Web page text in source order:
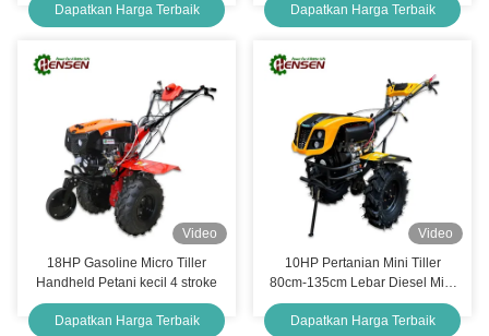
Dapatkan Harga Terbaik
Dapatkan Harga Terbaik
Video
18HP Gasoline Micro Tiller
Handheld Petani kecil 4 stroke
Dapatkan Harga Terbaik
Video
10HP Pertanian Mini Tiller
80cm-135cm Lebar Diesel Mini
Power Tiller
Dapatkan Harga Terbaik